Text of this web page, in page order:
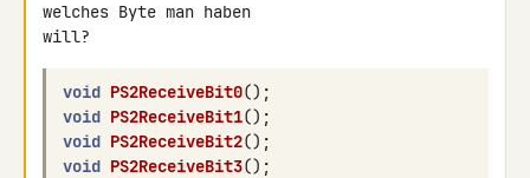
welches Byte man haben
void PS2ReceiveBit0();
void PS2ReceiveBit1();
void PS2ReceiveBit2();
void PS2ReceiveBit3();